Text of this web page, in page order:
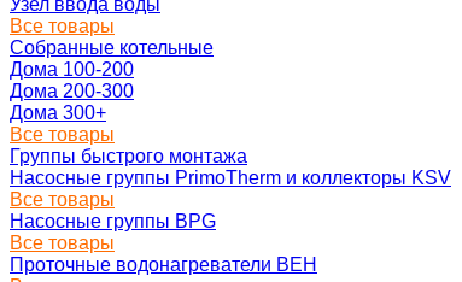
Узел ввода воды
Все товары
Собранные котельные
Дома 100-200
Дома 200-300
Дома 300+
Все товары
Группы быстрого монтажа
Насосные группы PrimoTherm и коллекторы KSV
Все товары
Насосные группы BPG
Все товары
Проточные водонагреватели BEH